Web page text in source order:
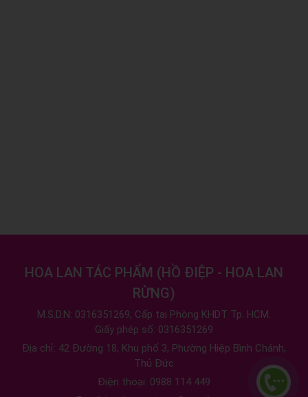
HOA LAN TÁC PHẨM (HỒ ĐIỆP - HOA LAN
RỪNG)
M.S.D.N: 0316351269, Cấp tại Phòng KHDT Tp. HCM.
Giấy phép số: 0316351269
Địa chỉ: 42 Đường 18, Khu phố 3, Phường Hiệp Bình Chánh,
Thủ Đức
Điện thoại: 0988 114 449